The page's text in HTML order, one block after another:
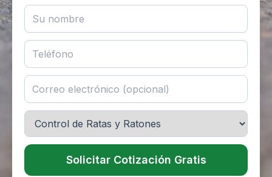
Solicitar Cotización Gratis